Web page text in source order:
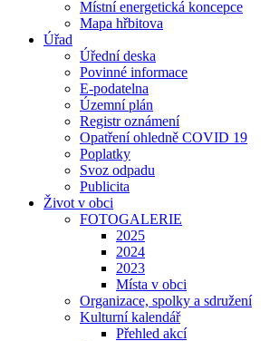
Místní energetická koncepce
Mapa hřbitova
Úřad
Úřední deska
Povinné informace
E-podatelna
Územní plán
Registr oznámení
Opatření ohledně COVID 19
Poplatky
Svoz odpadu
Publicita
Život v obci
FOTOGALERIE
2025
2024
2023
Místa v obci
Organizace, spolky a sdružení
Kulturní kalendář
Přehled akcí